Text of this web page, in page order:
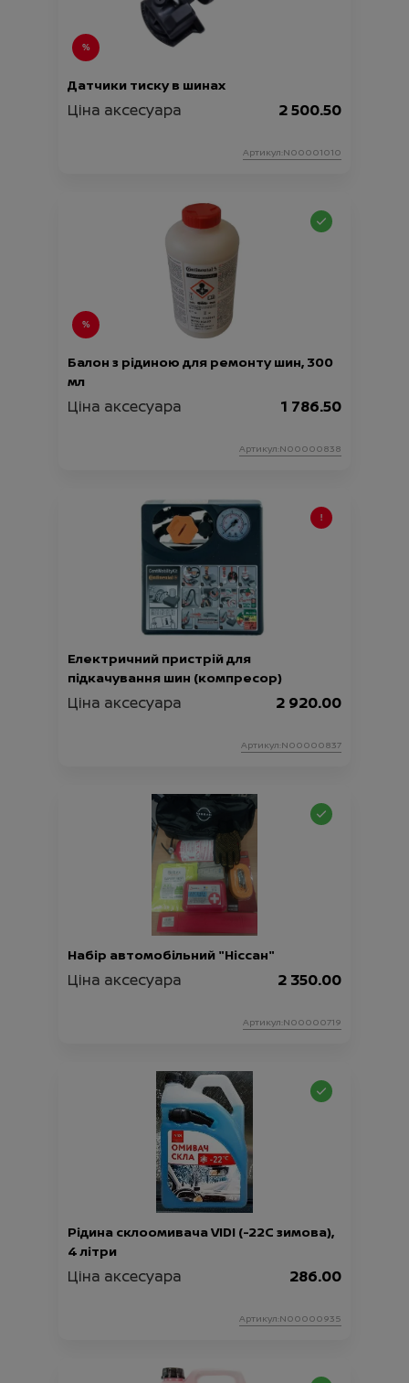
Датчики тиску в шинах
Ціна аксесуара 2 500.50
Артикул:N00001010
Балон з рідиною для ремонту шин, 300
мл
Ціна аксесуара 1 786.50
Артикул:N00000838
Електричний пристрій для
підкачування шин (компресор)
Ціна аксесуара 2 920.00
Артикул:N00000837
Набір автомобільний "Ніссан"
Ціна аксесуара 2 350.00
Артикул:N00000719
Рідина склоомивача VIDI (-22С зимова),
4 літри
Ціна аксесуара 286.00
Артикул:N00000935